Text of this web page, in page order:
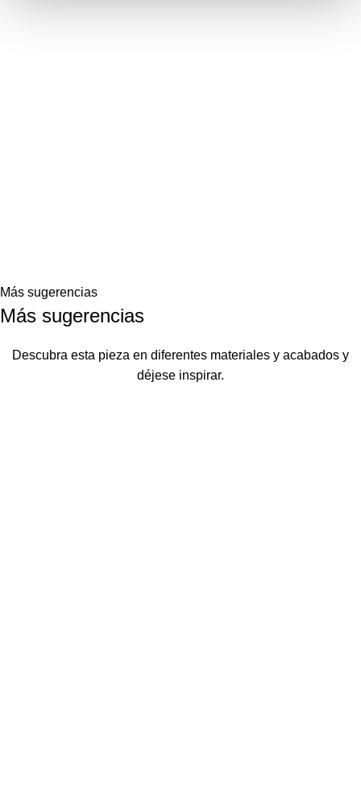
Más sugerencias
Más sugerencias
Descubra esta pieza en diferentes materiales y acabados y
déjese inspirar.